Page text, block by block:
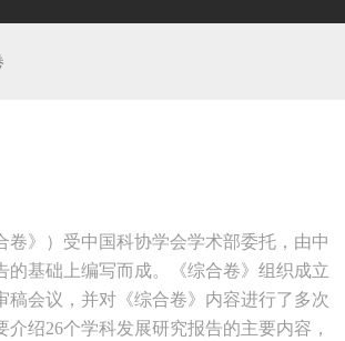
卷》）受中国科协学会学术部委托，由中
的基础上编写而成。《综合卷》组织成立
会议，并对《综合卷》内容进行了多次
绍26个学科发展研究报告的主要内容，